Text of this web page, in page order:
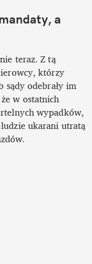
a
teraz. Z tą
którzy
sądy odebrały im
w ostatnich
wypadków,
ukarani utratą